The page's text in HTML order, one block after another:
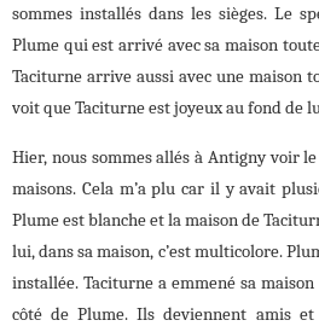
sommes installés dans les sièges. Le
Plume qui est arrivé avec sa maison
Taciturne arrive aussi avec une maison
voit que Taciturne est joyeux au fond de
Hier, nous sommes allés à Antigny voir
maisons. Cela m’a plu car il y avait
Plume est blanche et la maison de
lui, dans sa maison, c’est multicolore.
installée. Taciturne a emmené sa
côté de Plume. Ils deviennent amis